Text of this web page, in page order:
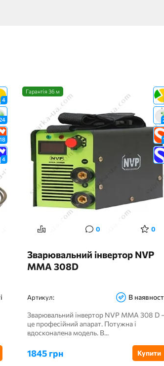
4
18
4
Гарантія 36 м
0 0
Зварювальний інвертор NVP
MMA 308D
Артикул: В
Зварювальний інвертор NVP MMA 308 D
це професійний апарат. Потужна і
вдосконалена модель. В...
1845 грн Купити